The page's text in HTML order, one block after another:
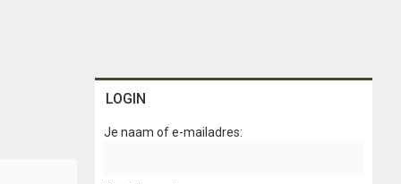
LOGIN
Je naam of e-mailadres